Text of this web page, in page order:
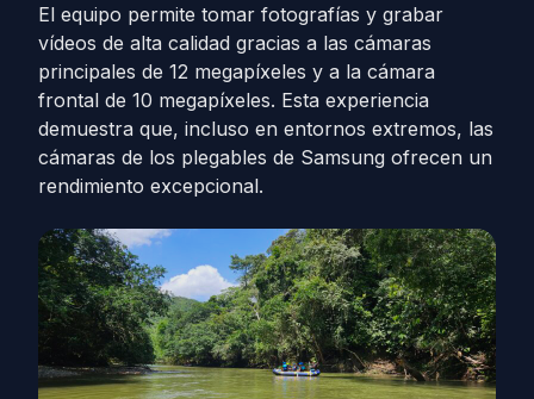
El equipo permite tomar fotografías y grabar
vídeos de alta calidad gracias a las cámaras
principales de 12 megapíxeles y a la cámara
frontal de 10 megapíxeles. Esta experiencia
demuestra que, incluso en entornos extremos, las
cámaras de los plegables de Samsung ofrecen un
rendimiento excepcional.